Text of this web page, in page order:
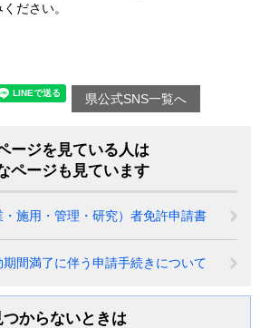
ださい。
県公式SNS一覧へ
ージを見ている人は
ページも見ています
施用・管理・研究）者免許申請書
間満了に伴う申請手続きについて
つからないときは